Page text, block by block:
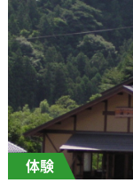
体験